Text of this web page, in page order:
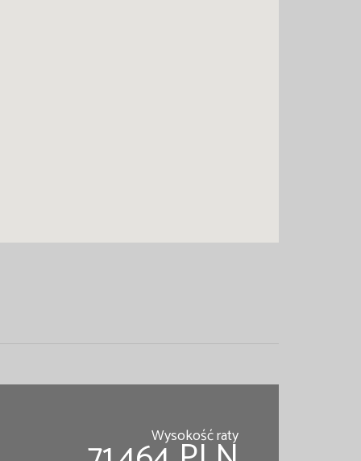
Wysokość raty